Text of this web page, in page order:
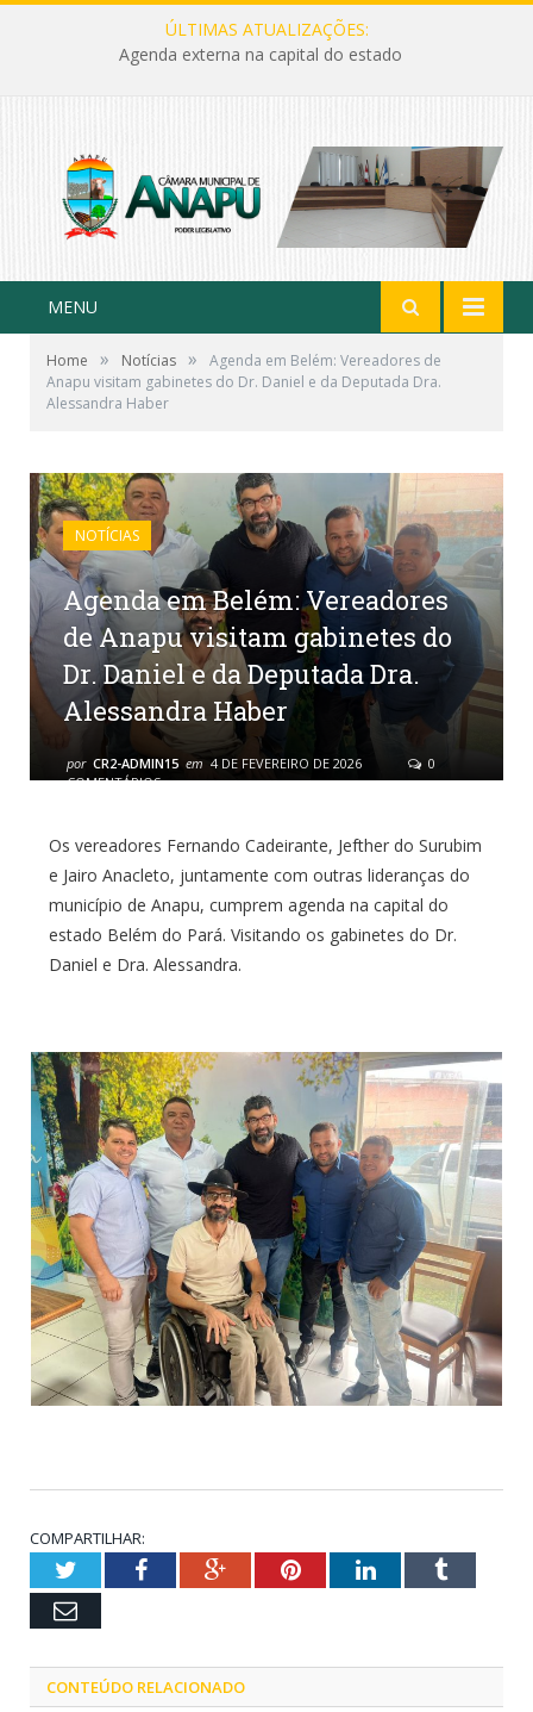
ÚLTIMAS ATUALIZAÇÕES:
Agenda externa na capital do estado
MENU
Home » Notícias »
Agenda em Belém: Vereadores de
Anapu visitam gabinetes do Dr. Daniel e da Deputada Dra.
Alessandra Haber
NOTÍCIAS
Agenda em Belém: Vereadores
de Anapu visitam gabinetes do
Dr. Daniel e da Deputada Dra.
Alessandra Haber
por CR2-ADMIN15 em 4 DE FEVEREIRO DE 2026
0
COMENTÁRIOS
Os vereadores Fernando Cadeirante, Jefther do Surubim
e Jairo Anacleto, juntamente com outras lideranças do
município de Anapu, cumprem agenda na capital do
estado Belém do Pará. Visitando os gabinetes do Dr.
Daniel e Dra. Alessandra.
COMPARTILHAR:
TwitterFacebookGoogle+PinterestLinkedInTumblr
Email
CONTEÚDO RELACIONADO